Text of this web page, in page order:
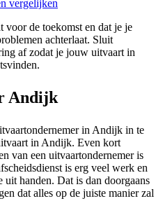
vergelijken
voor de toekomst en dat je je
achterlaat. Sluit
af zodat je jouw uitvaart in
Andijk
in Andijk in te
in Andijk. Even kort
van een uitvaartondernemer is
is erg veel werk en
uit handen. Dat is dan doorgaans
dat alles op de juiste manier zal